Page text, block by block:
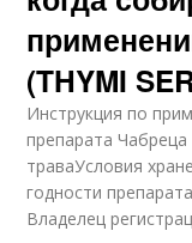
(THYMI
Инструкция по
препарата
траваУсловия
годности
Владелец